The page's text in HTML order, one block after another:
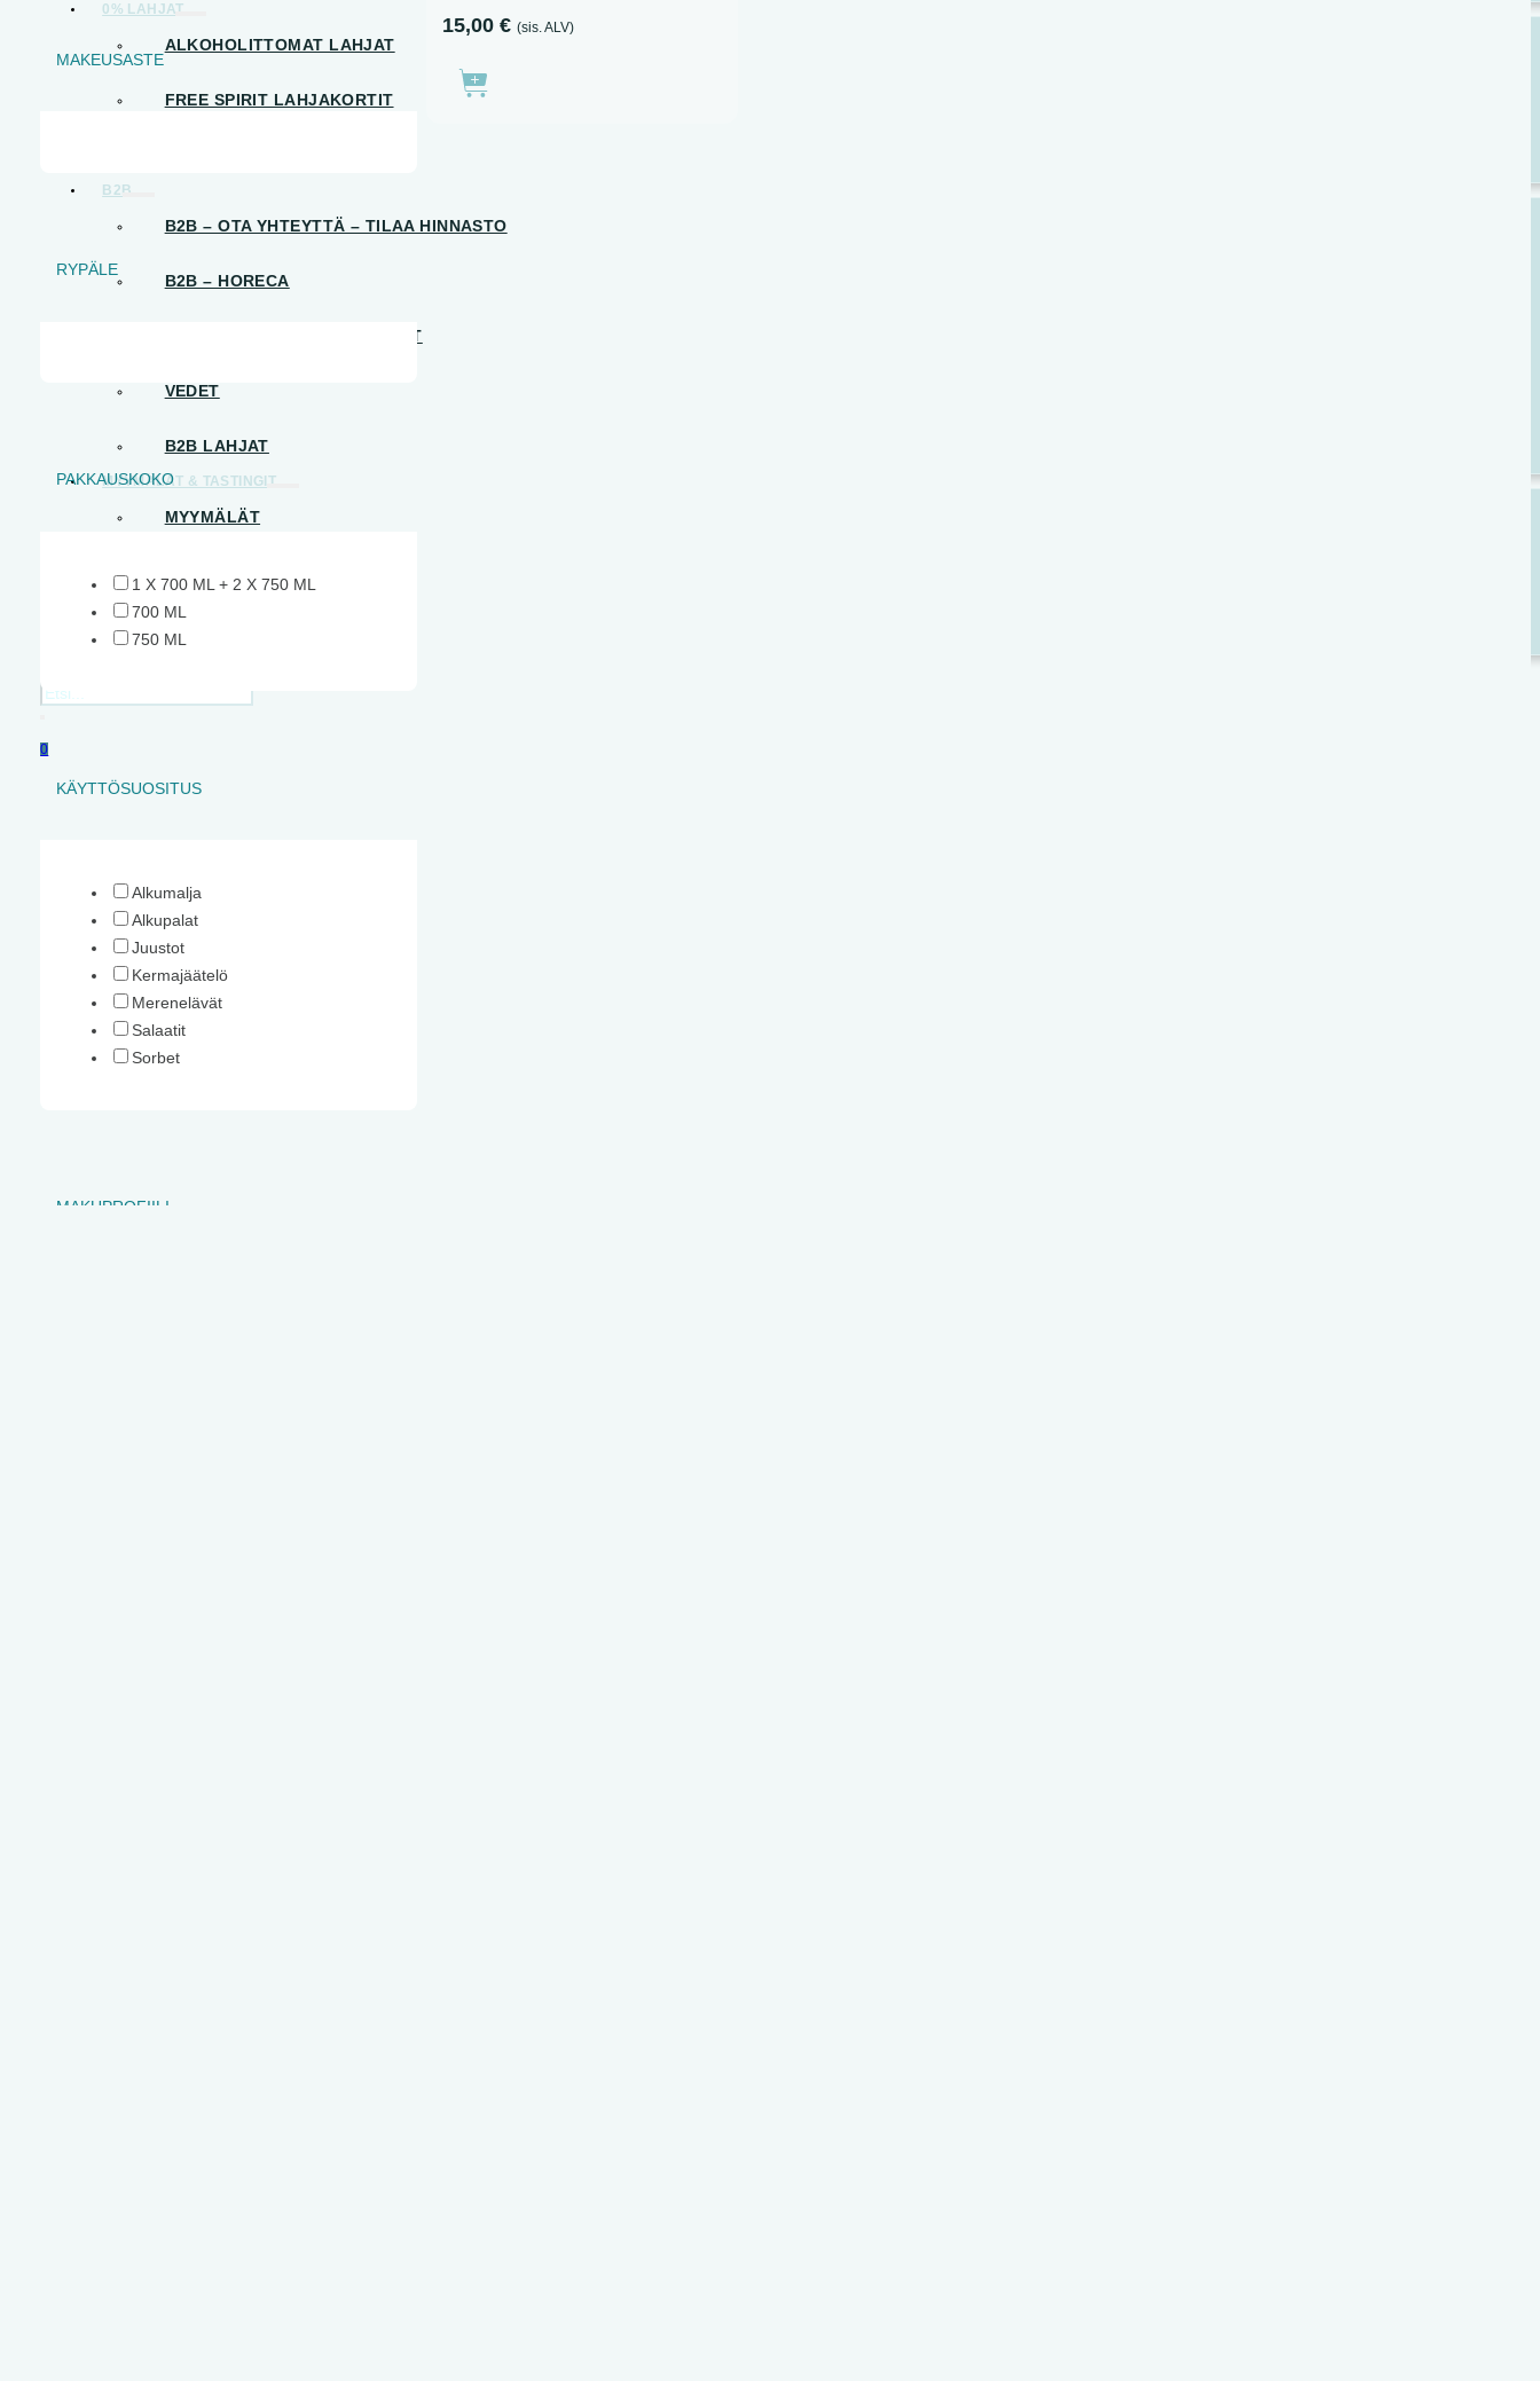
0% LAHJAT
ALKOHOLITTOMAT LAHJAT
FREE SPIRIT LAHJAKORTIT
B2B
B2B – OTA YHTEYTTÄ – TILAA HINNASTO
B2B – HORECA
B2B – VALMIIT JUOMAPAKETIT
VEDET
B2B LAHJAT
MYYMÄLÄT & TASTINGIT
MYYMÄLÄT
Haku
0
MAKEUSASTE
RYPÄLE
PAKKAUSKOKO
1 X 700 ML + 2 X 750 ML
700 ML
750 ML
KÄYTTÖSUOSITUS
Alkumalja
Alkupalat
Juustot
Kermajäätelö
Merenelävät
Salaatit
Sorbet
MAKUPROFIILI
15,00€ (sis. ALV)